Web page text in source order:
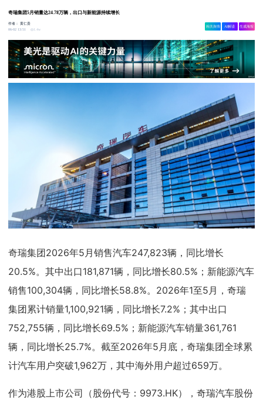
奇瑞集团5月销量达24.78万辆，出口与新能源持续增长
作者：黄仁贵
06-02 13:51
1.4w
相关舆情 AI解读 生成海报
奇瑞集团2026年5月销售汽车247,823辆，同比增长
20.5%。其中出口181,871辆，同比增长80.5%；新能源汽车
销售100,304辆，同比增长58.8%。2026年1至5月，奇瑞
集团累计销量1,100,921辆，同比增长7.2%；其中出口
752,755辆，同比增长69.5%；新能源汽车销量361,761
辆，同比增长25.7%。截至2026年5月底，奇瑞集团全球累
计汽车用户突破1,962万，其中海外用户超过659万。
作为港股上市公司（股份代号：9973.HK），奇瑞汽车股份